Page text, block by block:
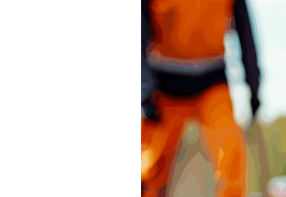
zu
Straßenausbaubeiträgen:
Deine
Fragen,
deine
Ideen,
deine
Gemeinde!